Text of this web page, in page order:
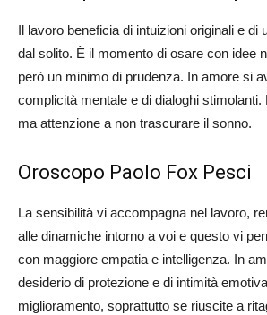
Il lavoro beneficia di intuizioni originali e
dal solito. È il momento di osare con idee
però un minimo di prudenza. In amore si
complicità mentale e di dialoghi stimolanti.
ma attenzione a non trascurare il sonno.
Oroscopo Paolo Fox Pesci
La sensibilità vi accompagna nel lavoro,
alle dinamiche intorno a voi e questo vi
con maggiore empatia e intelligenza. In
desiderio di protezione e di intimità
miglioramento, soprattutto se riuscite a